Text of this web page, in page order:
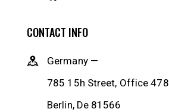
CONTACT INFO
Germany —
785 15h Street, Office 478
Berlin, De 81566